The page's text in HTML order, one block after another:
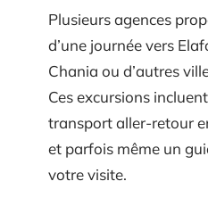
Plusieurs agences
d’une journée vers
Chania ou d’autres
Ces excursions
transport aller-retour
et parfois même un
votre visite.